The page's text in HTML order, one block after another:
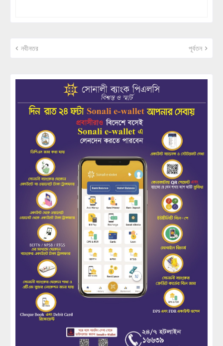
নবীনতর পূর্বতন